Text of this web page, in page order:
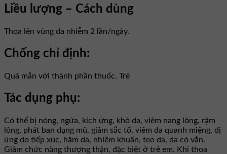
Liều lượng – Cách dùng
Thoa lên vùng da nhiễm 2 lần/ngày.
Chống chỉ định:
Quá mẫn với thành phần thuốc. Trẻ
Tác dụng phụ:
Có thể bị nóng, ngứa, kích ứng, khô da, viêm nang lông, rậm
lông, phát ban dạng mủ, giảm sắc tố, viêm da quanh miệng, dị
ứng do tiếp xúc, hăm da, nhiễm khuẩn, teo da, da có vằn.
Giảm chức năng thượng thận, đặc biệt ở trẻ em. Khi thoa